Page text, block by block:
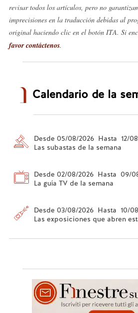
revisar todos los artículos, pero no
imprecisiones en la traducción debidas al
original haciendo clic en el botón ITA. Si
favor contáctenos.
Calendario de la
Desde 05/08/2026 Hasta 12/
Las subastas de la semana
Desde 02/08/2026 Hasta 09/
La guía TV de la semana
Desde 03/08/2026 Hasta 10/
Las exposiciones que abren